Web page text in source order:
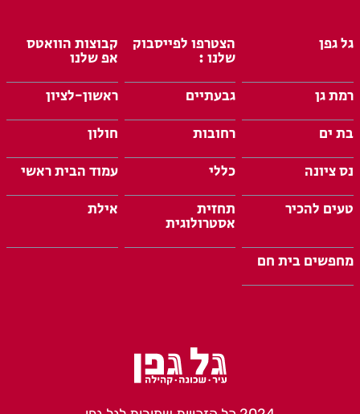
גל גפן הצטרפו לפייסבוק
שלנו :
קבוצות הוואטס
אפ שלנו
רמת גן
גבעתיים
ראשון-לציון
בת ים
רחובות
חולון
נס ציונה
כללי
עמוד הבית ראשי
טעים להכיר
תחזית
אסטרולוגית
אילת
מחפשים בית חם